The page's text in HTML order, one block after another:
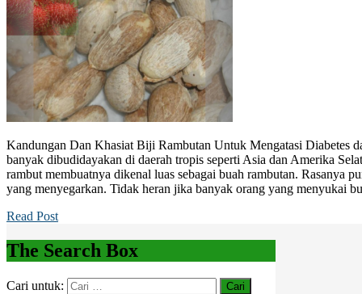
Kandungan Dan Khasiat Biji Rambutan Untuk Mengatasi Diabetes
banyak dibudidayakan di daerah tropis seperti Asia dan Amerika
rambut membuatnya dikenal luas sebagai buah rambutan. Rasanya
yang menyegarkan. Tidak heran jika banyak orang yang menyukai
Read Post
The Search Box
Cari untuk: